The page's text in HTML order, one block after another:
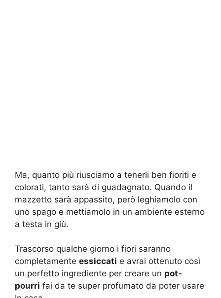
Ma, quanto più riusciamo a tenerli ben fioriti e
colorati, tanto sarà di guadagnato. Quando il
mazzetto sarà appassito, però leghiamolo con
uno spago e mettiamolo in un ambiente esterno
a testa in giù.
Trascorso qualche giorno i fiori saranno
completamente essiccati e avrai ottenuto così
un perfetto ingrediente per creare un pot-
pourri fai da te super profumato da poter usare